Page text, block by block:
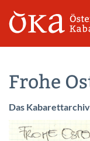
Frohe
Das